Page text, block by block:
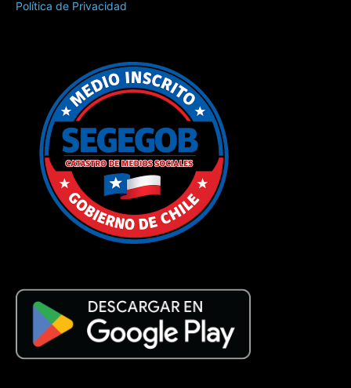
Política de Privacidad